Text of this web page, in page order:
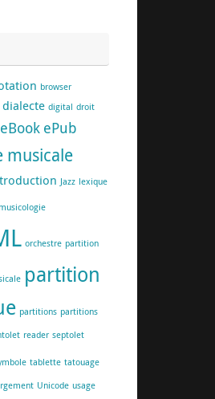
browser
dialecte digital droit
eBook ePub
musicale
Jazz lexique
musicologie
orchestre partition
partition
partitions partitions
reader septolet
tablette tatouage
Unicode usage